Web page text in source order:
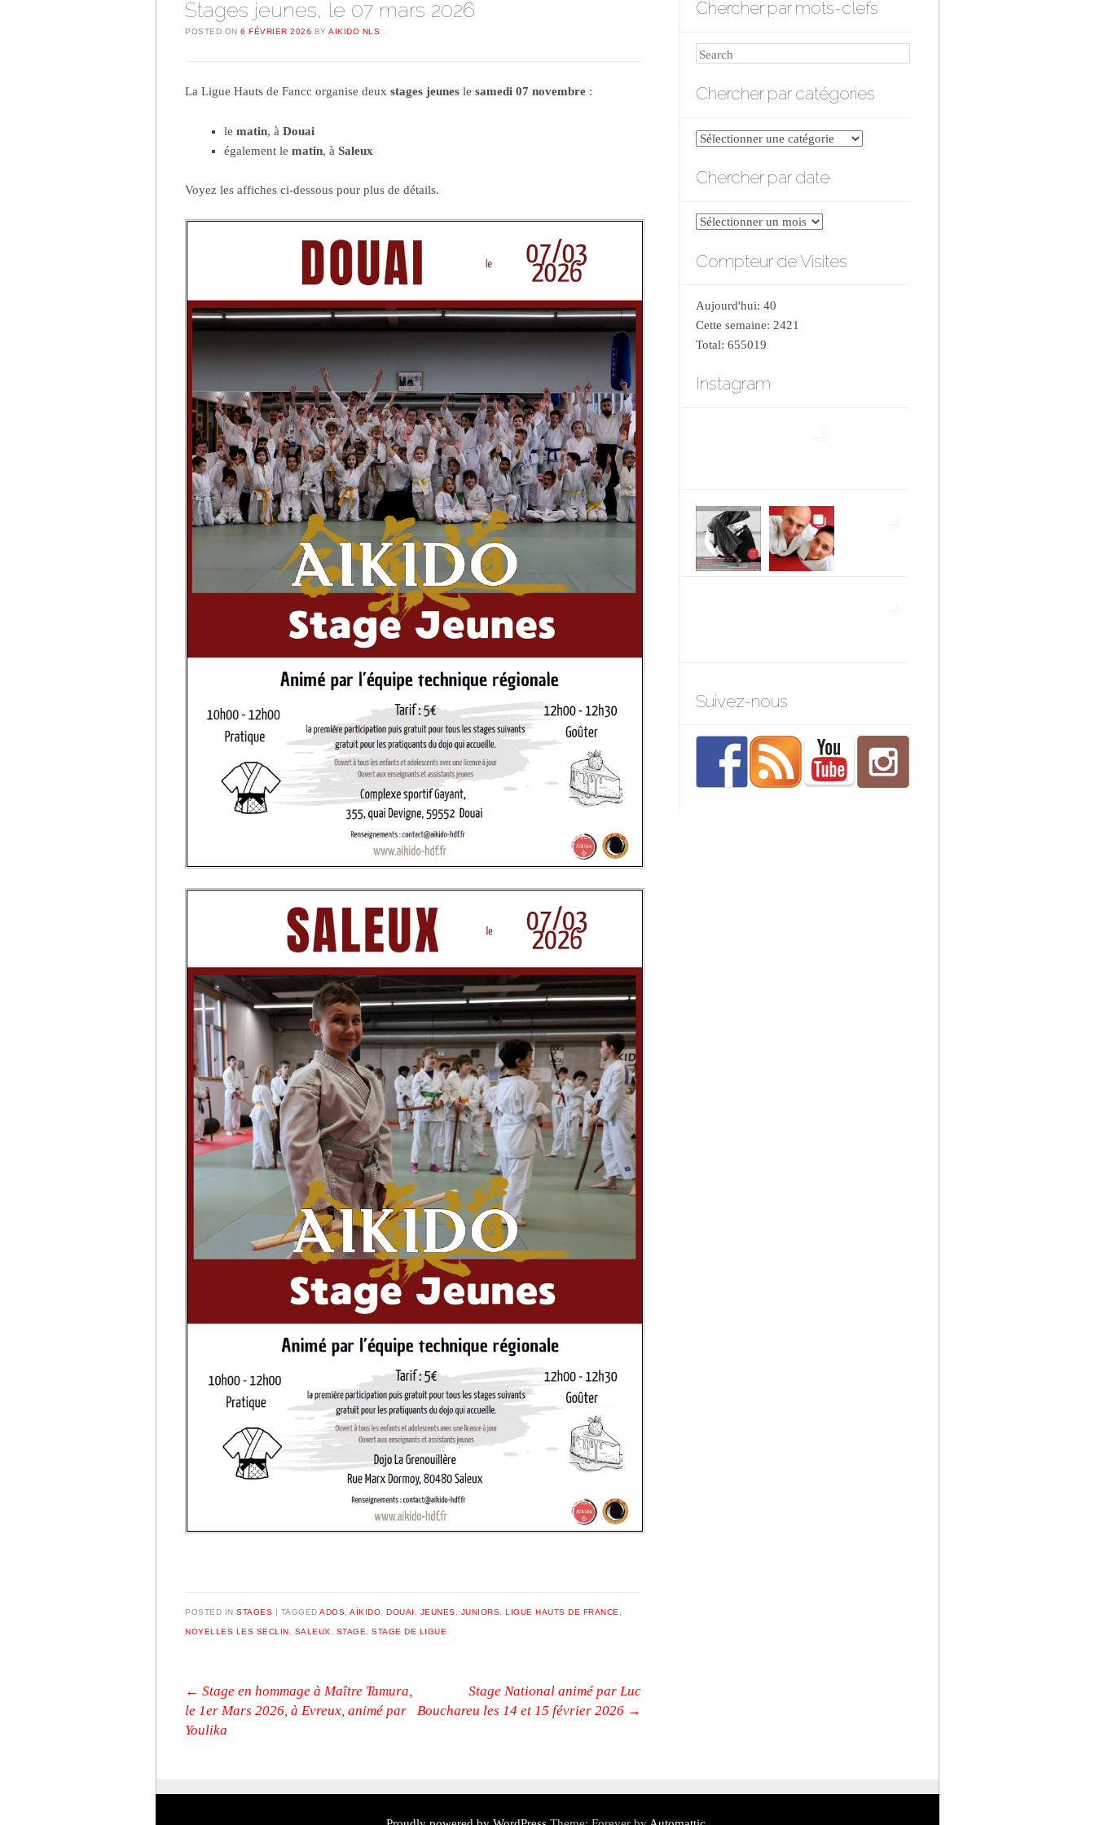
Stages jeunes, le 07 mars 2026
POSTED ON 6 FÉVRIER 2026 BY AIKIDO NLS
La Ligue Hauts de Fancc organise deux stages jeunes le samedi 07 novembre :
lematin, àDouai
également lematin, àSaleux
Voyez les affiches ci-dessous pour plus de détails.
POSTED IN STAGES | TAGGED ADOS AÏKIDO DOUAI JEUNES JUNIORS LIGUE HAUTS DE FRANCE
NOYELLES LES SECLIN SALEUX STAGE STAGE DE LIGUE
Post navigation
← Stage en hommage à Maître Tamura,
le 1er Mars 2026, à Evreux, animé par
Youlika
Stage National animé par Luc
Bouchareu les 14 et 15 février 2026 →
Chercher par mots-clefs
Search
Chercher par catégories
Chercher
catégories
Chercher par date
Chercher
date
Compteur de Visites
Aujourd'hui: 40
Cette semaine: 2421
Total: 655019
Instagram
Suivez-nous